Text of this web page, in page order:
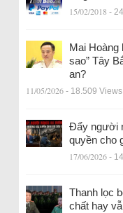
15/02/2018 -
Mai Hoàng
sao” Tây
an?
11/05/2026 - 18.509 Views
Đẩy người
quyền cho
17/06/2026 -
Thanh lọc
chất hay